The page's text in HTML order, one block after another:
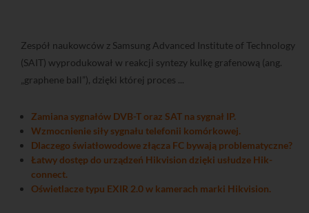
Zespół naukowców z Samsung Advanced Institute of Technology
(SAIT) wyprodukował w reakcji syntezy kulkę grafenową (ang.
„graphene ball”), dzięki której proces ...
Zamiana sygnałów DVB-T oraz SAT na sygnał IP.
Wzmocnienie siły sygnału telefonii komórkowej.
Dlaczego światłowodowe złącza FC bywają problematyczne?
Łatwy dostęp do urządzeń Hikvision dzięki usłudze Hik-
connect.
Oświetlacze typu EXIR 2.0 w kamerach marki Hikvision.